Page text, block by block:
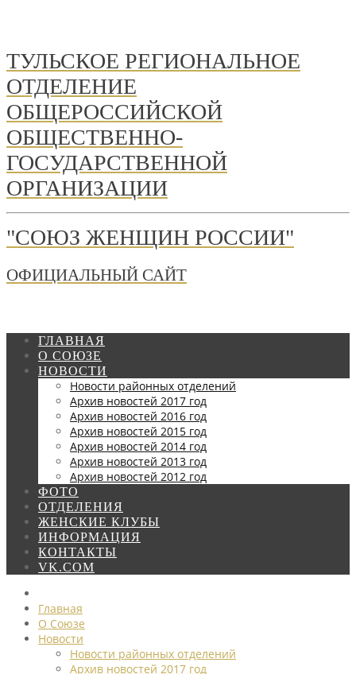
ТУЛЬСКОЕ РЕГИОНАЛЬНОЕ
ОТДЕЛЕНИЕ
ОБЩЕРОССИЙСКОЙ
ОБЩЕСТВЕННО-
ГОСУДАРСТВЕННОЙ
ОРГАНИЗАЦИИ
"СОЮЗ ЖЕНЩИН РОССИИ"
ОФИЦИАЛЬНЫЙ САЙТ
ГЛАВНАЯ
О СОЮЗЕ
НОВОСТИ
Новости районных отделений
Архив новостей 2017 год
Архив новостей 2016 год
Архив новостей 2015 год
Архив новостей 2014 год
Архив новостей 2013 год
Архив новостей 2012 год
ФОТО
ОТДЕЛЕНИЯ
ЖЕНСКИЕ КЛУБЫ
ИНФОРМАЦИЯ
КОНТАКТЫ
VK.COM
Главная
О Союзе
Новости
Новости районных отделений
Архив новостей 2017 год